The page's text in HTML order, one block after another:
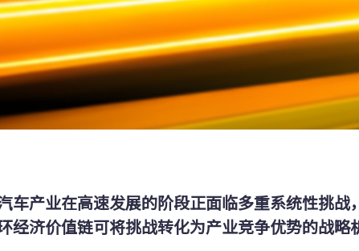
车产业在高速发展的阶段正面临多重系统性挑战
经济价值链可将挑战转化为产业竞争优势的战略